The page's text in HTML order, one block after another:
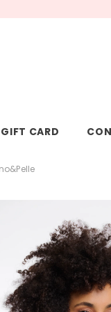
GIFT CARD